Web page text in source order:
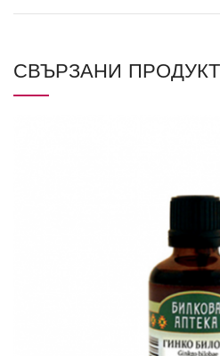
СВЪРЗАНИ